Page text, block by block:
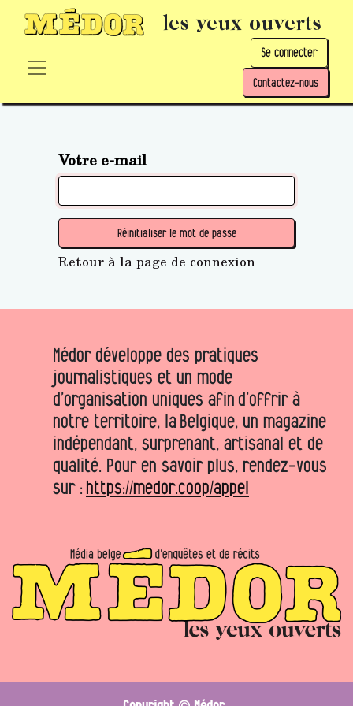
les yeux ouverts
Se connecter
Contactez-nous
Votre e-mail
Réinitialiser le mot de passe
Retour à la page de connexion
Médor développe des pratiques
journalistiques et un mode
d’organisation uniques afin d’offrir à
notre territoire, la Belgique, un magazine
indépendant, surprenant, artisanal et de
qualité. Pour en savoir plus, rendez-vous
sur : https://medor.coop/appel